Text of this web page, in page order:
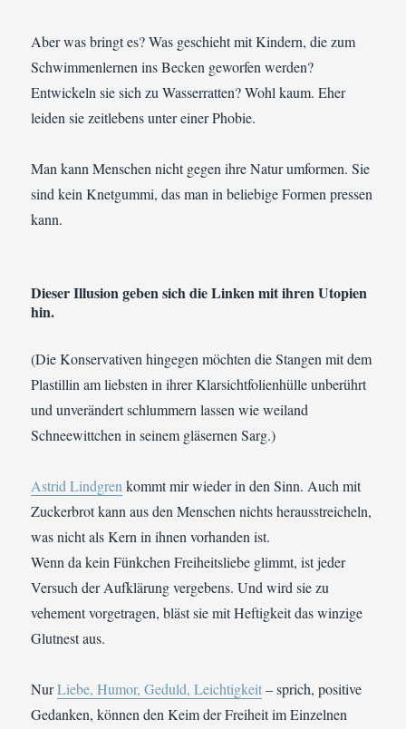
Aber was bringt es? Was geschieht mit Kindern, die zum
Schwimmenlernen ins Becken geworfen werden?
Entwickeln sie sich zu Wasserratten? Wohl kaum. Eher
leiden sie zeitlebens unter einer Phobie.
Man kann Menschen nicht gegen ihre Natur umformen. Sie
sind kein Knetgummi, das man in beliebige Formen pressen
kann.
Dieser Illusion geben sich die Linken mit ihren Utopien
hin.
(Die Konservativen hingegen möchten die Stangen mit dem
Plastillin am liebsten in ihrer Klarsichtfolienhülle unberührt
und unverändert schlummern lassen wie weiland
Schneewittchen in seinem gläsernen Sarg.)
Astrid Lindgrenkommt mir wieder in den Sinn. Auch mit
Zuckerbrot kann aus den Menschen nichts herausstreicheln,
was nicht als Kern in ihnen vorhanden ist.
Wenn da kein Fünkchen Freiheitsliebe glimmt, ist jeder
Versuch der Aufklärung vergebens. Und wird sie zu
vehement vorgetragen, bläst sie mit Heftigkeit das winzige
Glutnest aus.
NurLiebe, Humor, Geduld, Leichtigkeit– sprich, positive
Gedanken, können den Keim der Freiheit im Einzelnen